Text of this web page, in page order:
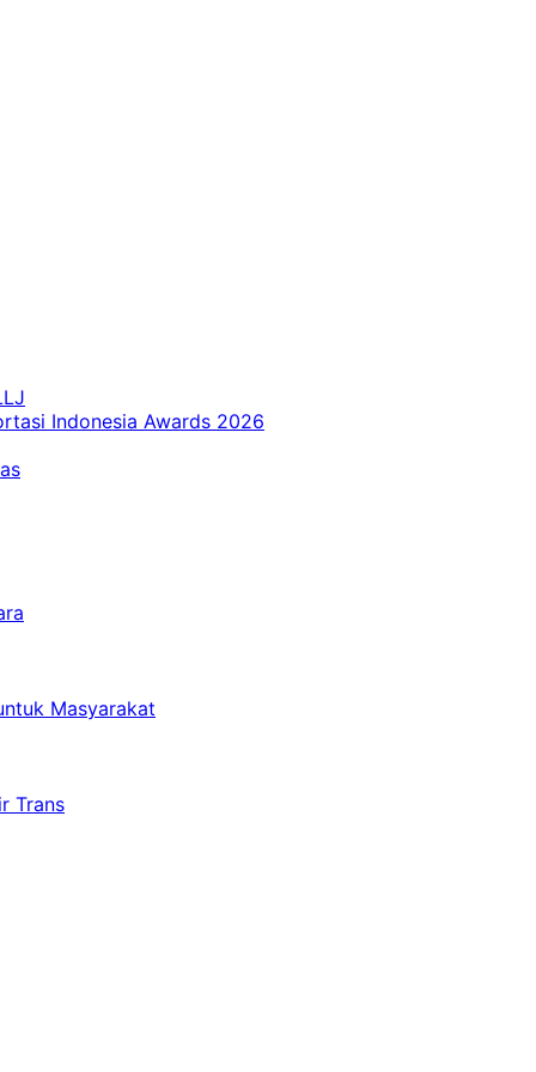
Indonesia Awards 2026
Masyarakat
Trans